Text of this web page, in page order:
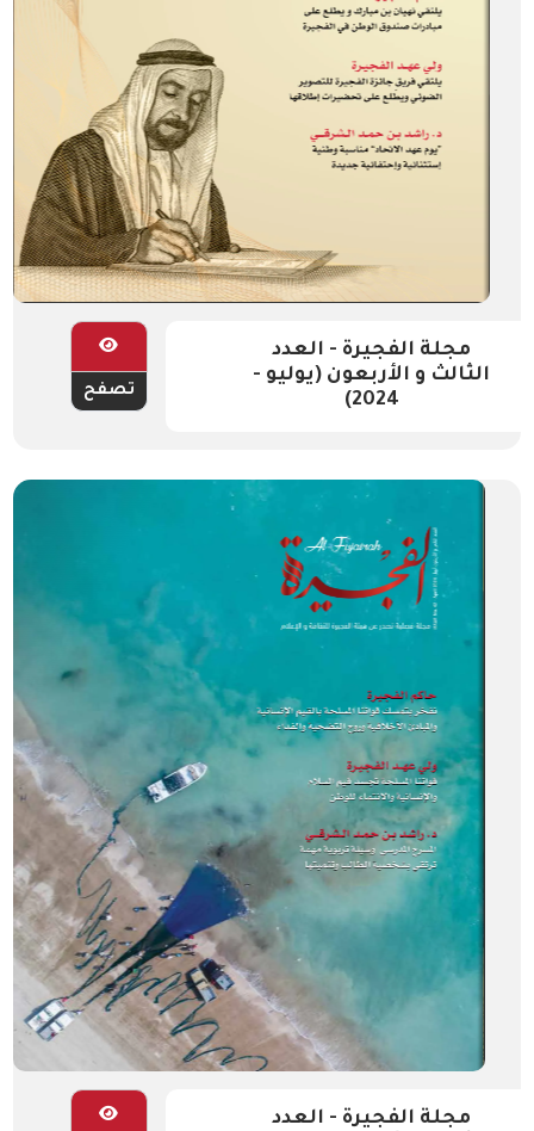
مجلة الفجيرة - العدد
الثالث و الأربعون (يوليو -
2024)
تصفح
مجلة الفجيرة - العدد